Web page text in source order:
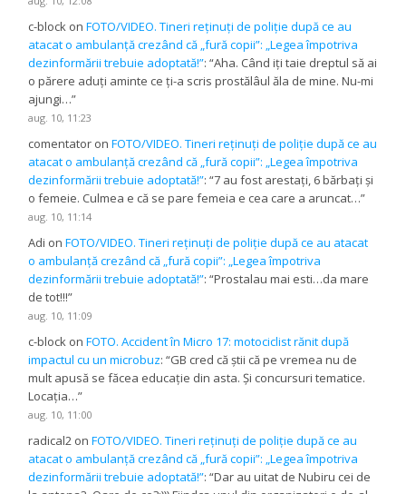
c-block onFOTO/VIDEO. Tineri reținuți de poliție după ce au
atacat o ambulanță crezând că „fură copii”: „Legea împotriva
dezinformării trebuie adoptată!”: “Aha. Când iți taie dreptul să ai
o părere aduți aminte ce ți-a scris prostălâul ăla de mine. Nu-mi
ajungi…”
aug. 10, 11:23
comentator onFOTO/VIDEO. Tineri reținuți de poliție după ce au
atacat o ambulanță crezând că „fură copii”: „Legea împotriva
dezinformării trebuie adoptată!”: “7 au fost arestați, 6 bărbați și
o femeie. Culmea e că se pare femeia e cea care a aruncat…”
aug. 10, 11:14
Adi onFOTO/VIDEO. Tineri reținuți de poliție după ce au atacat
o ambulanță crezând că „fură copii”: „Legea împotriva
dezinformării trebuie adoptată!”: “Prostalau mai esti…da mare
de tot!!!”
aug. 10, 11:09
c-block onFOTO. Accident în Micro 17: motociclist rănit după
impactul cu un microbuz: “GB cred că știi că pe vremea nu de
mult apusă se făcea educație din asta. Și concursuri tematice.
Locația…”
aug. 10, 11:00
radical2 onFOTO/VIDEO. Tineri reținuți de poliție după ce au
atacat o ambulanță crezând că „fură copii”: „Legea împotriva
dezinformării trebuie adoptată!”: “Dar au uitat de Nubiru cei de